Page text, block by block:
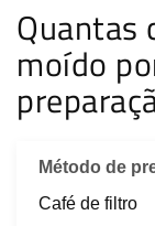
Quantas
moído
Café de filtro